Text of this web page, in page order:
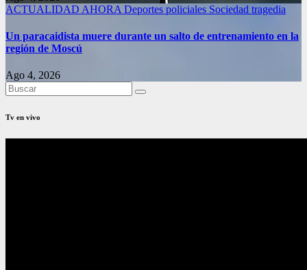
ACTUALIDAD AHORA Deportes policiales Sociedad tragedia
Un paracaidista muere durante un salto de entrenamiento en la
región de Moscú
Ago 4, 2026
Tv en vivo